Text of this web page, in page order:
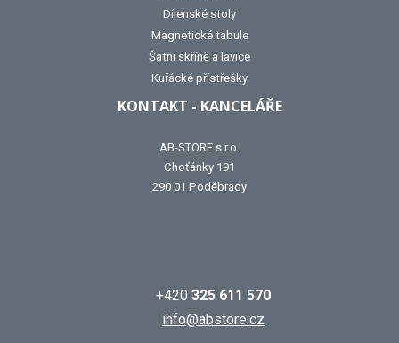
Dílenské stoly
Magnetické tabule
Šatní skříně a lavice
Kuřácké přístřešky
KONTAKT - KANCELÁŘE
AB-STORE s.r.o.
Choťánky 191
290 01 Poděbrady
+420 325 611 570
info@abstore.cz